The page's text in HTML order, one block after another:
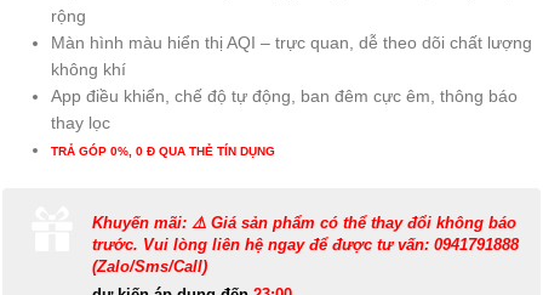
rộng
Màn hình màu hiển thị AQI – trực quan, dễ theo dõi chất lượng
không khí
App điều khiển, chế độ tự động, ban đêm cực êm, thông báo
thay lọc
TRẢ GÓP 0%, 0 Đ QUA THẺ TÍN DỤNG
Khuyến mãi: ⚠️ Giá sản phẩm có thể thay đổi không báo
trước. Vui lòng liên hệ ngay để được tư vấn: 0941791888
(Zalo/Sms/Call)